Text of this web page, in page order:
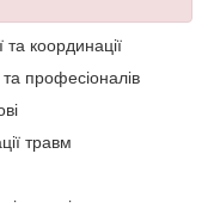
координації
та професіоналів
травм